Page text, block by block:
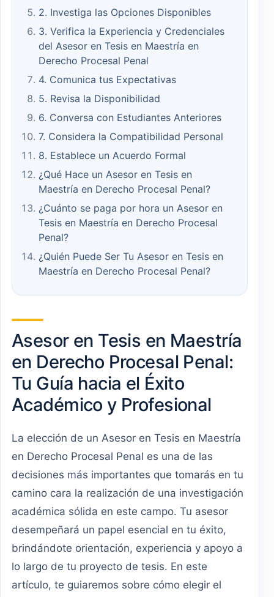
2. Investiga las Opciones Disponibles
3. Verifica la Experiencia y Credenciales
del Asesor en Tesis en Maestría en
Derecho Procesal Penal
4. Comunica tus Expectativas
5. Revisa la Disponibilidad
6. Conversa con Estudiantes Anteriores
7. Considera la Compatibilidad Personal
8. Establece un Acuerdo Formal
¿Qué Hace un Asesor en Tesis en
Maestría en Derecho Procesal Penal?
¿Cuánto se paga por hora un Asesor en
Tesis en Maestría en Derecho Procesal
Penal?
¿Quién Puede Ser Tu Asesor en Tesis en
Maestría en Derecho Procesal Penal?
Asesor en Tesis en Maestría
en Derecho Procesal Penal:
Tu Guía hacia el Éxito
Académico y Profesional
La elección de un Asesor en Tesis en Maestría
en Derecho Procesal Penal es una de las
decisiones más importantes que tomarás en tu
camino cara la realización de una investigación
académica sólida en este campo. Tu asesor
desempeñará un papel esencial en tu éxito,
brindándote orientación, experiencia y apoyo a
lo largo de tu proyecto de tesis. En este
artículo, te guiaremos sobre cómo elegir el